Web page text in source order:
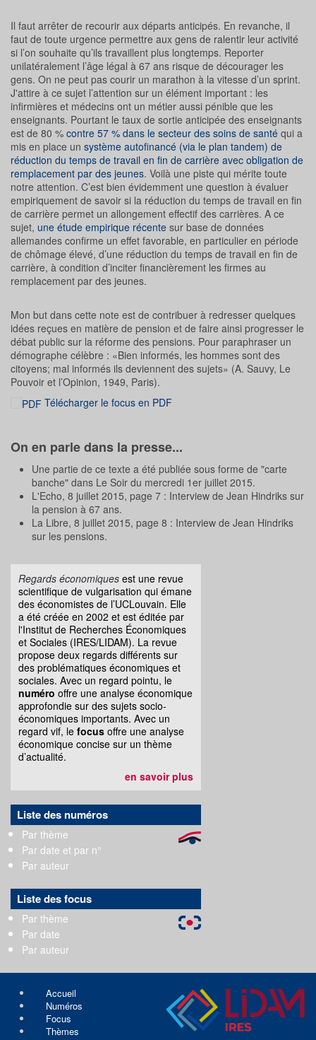
Il faut arrêter de recourir aux départs anticipés. En revanche, il
faut de toute urgence permettre aux gens de ralentir leur activité
si l’on souhaite qu’ils travaillent plus longtemps. Reporter
unilatéralement l’âge légal à 67 ans risque de décourager les
gens. On ne peut pas courir un marathon à la vitesse d’un sprint.
J'attire à ce sujet l’attention sur un élément important : les
infirmières et médecins ont un métier aussi pénible que les
enseignants. Pourtant le taux de sortie anticipée des enseignants
est de 80 % contre 57 % dans le secteur des soins de santé qui a
mis en place un système autofinancé (via le plan tandem) de
réduction du temps de travail en fin de carrière avec obligation de
remplacement par des jeunes. Voilà une piste qui mérite toute
notre attention. C’est bien évidemment une question à évaluer
empiriquement de savoir si la réduction du temps de travail en fin
de carrière permet un allongement effectif des carrières. A ce
sujet, une étude empirique récente sur base de données
allemandes confirme un effet favorable, en particulier en période
de chômage élevé, d’une réduction du temps de travail en fin de
carrière, à condition d’inciter financièrement les firmes au
remplacement par des jeunes.
Mon but dans cette note est de contribuer à redresser quelques
idées reçues en matière de pension et de faire ainsi progresser le
débat public sur la réforme des pensions. Pour paraphraser un
démographe célèbre : «Bien informés, les hommes sont des
citoyens; mal informés ils deviennent des sujets» (A. Sauvy, Le
Pouvoir et l’Opinion, 1949, Paris).
Télécharger le focus en PDF
On en parle dans la presse...
Une partie de ce texte a été publiée sous forme de "carte
banche" dans Le Soir du mercredi 1er juillet 2015.
L'Echo, 8 juillet 2015, page 7 : Interview de Jean Hindriks sur
la pension à 67 ans.
La Libre, 8 juillet 2015, page 8 : Interview de Jean Hindriks
sur les pensions.
Regards économiques est une revue
scientifique de vulgarisation qui émane
des économistes de l’UCLouvain. Elle
a été créée en 2002 et est éditée par
l'Institut de Recherches Économiques
et Sociales (IRES/LIDAM). La revue
propose deux regards différents sur
des problématiques économiques et
sociales. Avec un regard pointu, le
numéro offre une analyse économique
approfondie sur des sujets socio-
économiques importants. Avec un
regard vif, le focus offre une analyse
économique concise sur un thème
d’actualité.
en savoir plus
Liste des numéros
Par thème
Par date et par n°
Par auteur
Liste des focus
Par thème
Par date
Par auteur
Accueil
Numéros
Focus
Thèmes